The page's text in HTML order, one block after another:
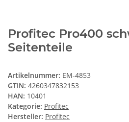
Profitec Pro400
Seitenteile
Artikelnummer: EM-4853
GTIN: 4260347832153
HAN: 10401
Kategorie: Profitec
Hersteller: Profitec